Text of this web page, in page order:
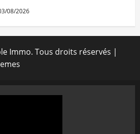
08/2026
Immo. Tous droits réservés |